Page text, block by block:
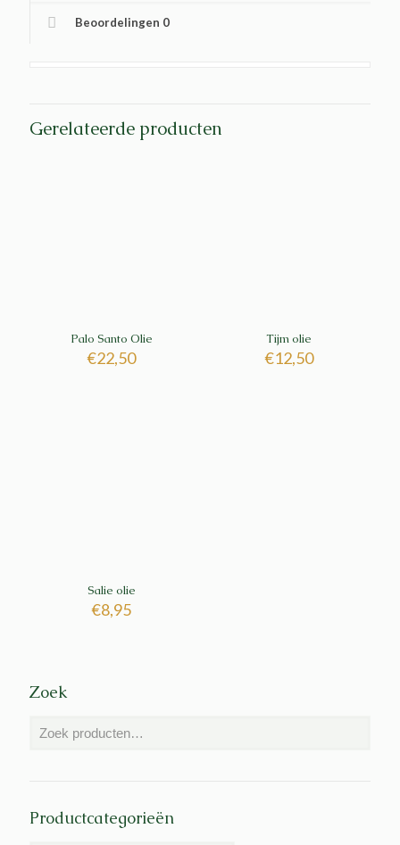
Beoordelingen 0
Gerelateerde producten
Palo Santo Olie
€22,50
Tijm olie
€12,50
Salie olie
€8,95
Zoek
Productcategorieën